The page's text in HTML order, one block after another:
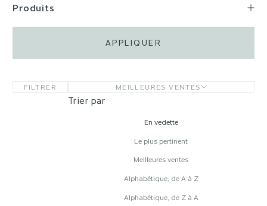
Produits
APPLIQUER
FILTRER MEILLEURES VENTES
Trier par
En vedette
Le plus pertinent
Meilleures ventes
Alphabétique, de A à Z
Alphabétique, de Z à A